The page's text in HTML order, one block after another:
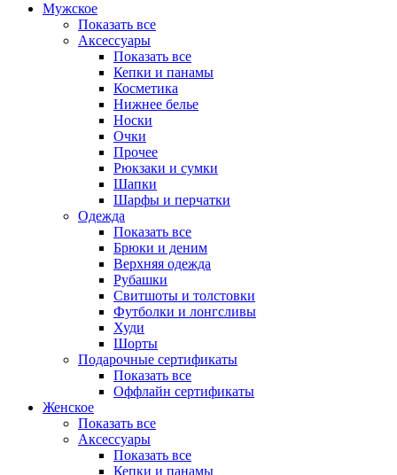
Мужское
Показать все
Аксессуары
Показать все
Кепки и панамы
Косметика
Нижнее белье
Носки
Очки
Прочее
Рюкзаки и сумки
Шапки
Шарфы и перчатки
Одежда
Показать все
Брюки и деним
Верхняя одежда
Рубашки
Свитшоты и толстовки
Футболки и лонгсливы
Худи
Шорты
Подарочные сертификаты
Показать все
Оффлайн сертификаты
Женское
Показать все
Аксессуары
Показать все
Кепки и панамы